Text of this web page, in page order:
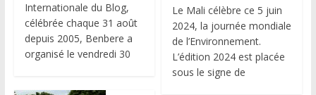
Internationale du Blog,
célébrée chaque 31 août
depuis 2005, Benbere a
organisé le vendredi 30
Le Mali célèbre ce 5 juin
2024, la journée mondiale
de l’Environnement.
L’édition 2024 est placée
sous le signe de